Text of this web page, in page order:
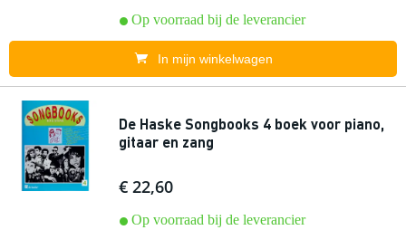
Op voorraad bij de leverancier
In mijn winkelwagen
De Haske Songbooks 4 boek voor piano,
gitaar en zang
€ 22,60
Op voorraad bij de leverancier